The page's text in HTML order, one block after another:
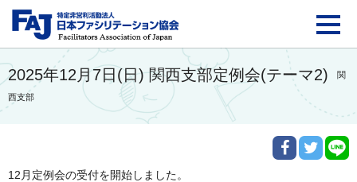
FAJ：特定非営利活動
2025年12月7日(日) 関西支部定例会(テーマ2) 関
西支部
12月定例会の受付を開始しました。